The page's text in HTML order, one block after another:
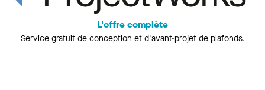
L'offre complète
Service gratuit de conception et d'avant-projet de plafonds.